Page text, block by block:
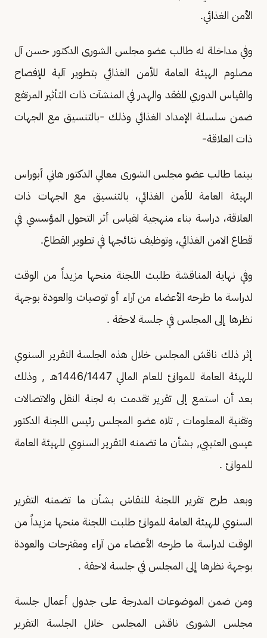
الأمن الغذائي.
وفي مداخلة له طالب عضو مجلس الشورى الدكتور حسن آل
مصلوم الهيئة العامة للأمن الغذائي بتطوير آلية للإفصاح
والقياس الدوري للفقد والهدر في المنشآت ذات التأثير المرتفع
ضمن سلسلة الإمداد الغذائي وذلك -بالتنسيق مع الجهات
ذات العلاقة-
بينما طالب عضو مجلس الشورى معالي الدكتور هاني أبوراس
الهيئة العامة للأمن الغذائي، بالتنسيق مع الجهات ذات
العلاقة، دراسة بناء منهجية لقياس أثر التحول المؤسسي في
قطاع الامن الغذائي، وتوظيف نتائجها في تطوير القطاع.
وفي نهاية المناقشة طلبت اللجنة منحها مزيداً من الوقت
لدراسة ما طرحه الأعضاء من آراء أو توصيات والعودة بوجهة
نظرها إلى المجلس في جلسة لاحقة .
إثر ذلك ناقش المجلس خلال هذه الجلسة التقرير السنوي
للهيئة العامة للموانئ للعام المالي 1446/1447هـ , وذلك
بعد أن استمع إلى تقرير تقدمت به لجنة النقل والاتصالات
وتقنية المعلومات , تلاه عضو المجلس رئيس اللجنة الدكتور
عيسى العتيبي, بشأن ما تضمنه التقرير السنوي للهيئة العامة
للموانئ .
وبعد طرح تقرير اللجنة للنقاش بشأن ما تضمنه التقرير
السنوي للهيئة العامة للموانئ طلبت اللجنة منحها مزيداً من
الوقت لدراسة ما طرحه الأعضاء من آراء ومقترحات والعودة
بوجهة نظرها إلى المجلس في جلسة لاحقة .
ومن ضمن الموضوعات المدرجة على جدول أعمال جلسة
مجلس الشورى ناقش المجلس خلال الجلسة التقرير